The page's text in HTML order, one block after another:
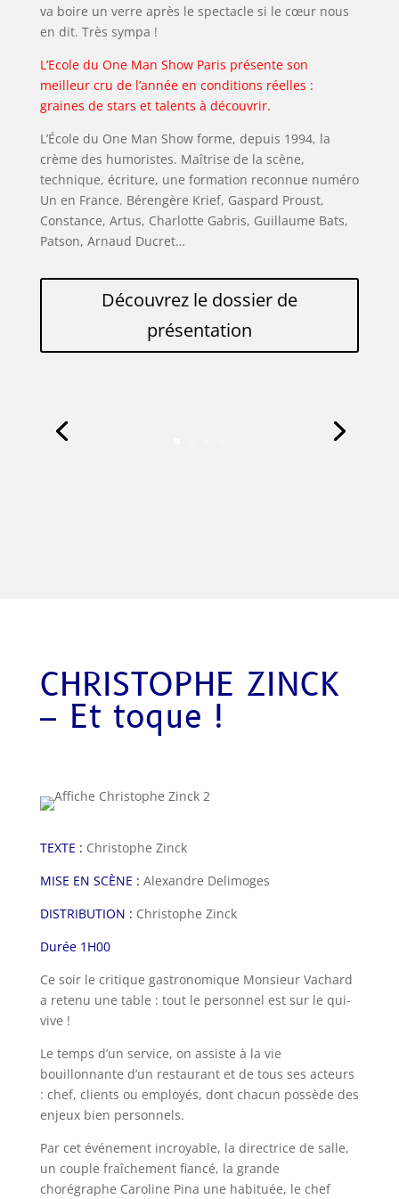
va boire un verre après le spectacle si le cœur nous
en dit. Très sympa !
L’Ecole du One Man Show Paris présente son
meilleur cru de l’année en conditions réelles :
graines de stars et talents à découvrir.
L’École du One Man Show forme, depuis 1994, la
crème des humoristes. Maîtrise de la scène,
technique, écriture, une formation reconnue numéro
Un en France. Bérengère Krief, Gaspard Proust,
Constance, Artus, Charlotte Gabris, Guillaume Bats,
Patson, Arnaud Ducret…
Découvrez le dossier de
présentation
CHRISTOPHE ZINCK
– Et toque !
TEXTE : Christophe Zinck
MISE EN SCÈNE : Alexandre Delimoges
DISTRIBUTION : Christophe Zinck
Durée 1H00
Ce soir le critique gastronomique Monsieur Vachard
a retenu une table : tout le personnel est sur le qui-
vive !
Le temps d’un service, on assiste à la vie
bouillonnante d’un restaurant et de tous ses acteurs
: chef, clients ou employés, dont chacun possède des
enjeux bien personnels.
Par cet événement incroyable, la directrice de salle,
un couple fraîchement fiancé, la grande
chorégraphe Caroline Pina une habituée, le chef